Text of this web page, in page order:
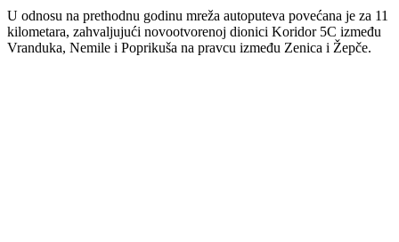
U odnosu na prethodnu godinu mreža autoputeva povećana je za 11
kilometara, zahvaljujući novootvorenoj dionici Koridor 5C između
Vranduka, Nemile i Poprikuša na pravcu između Zenica i Žepče.